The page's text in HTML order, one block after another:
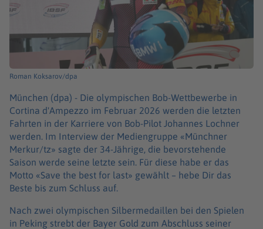
Roman Koksarov/dpa
München (dpa) - Die olympischen Bob-Wettbewerbe in
Cortina d'Ampezzo im Februar 2026 werden die letzten
Fahrten in der Karriere von Bob-Pilot Johannes Lochner
werden. Im Interview der Mediengruppe «Münchner
Merkur/tz» sagte der 34-Jährige, die bevorstehende
Saison werde seine letzte sein. Für diese habe er das
Motto «Save the best for last» gewählt – hebe Dir das
Beste bis zum Schluss auf.
Nach zwei olympischen Silbermedaillen bei den Spielen
in Peking strebt der Bayer Gold zum Abschluss seiner